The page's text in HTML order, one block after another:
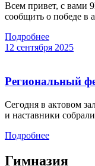
Всем привет, с вами
сообщить о победе в
Подробнее
12 сентября 2025
Региональный
Сегодня в актовом
и наставники
Подробнее
Гимназия